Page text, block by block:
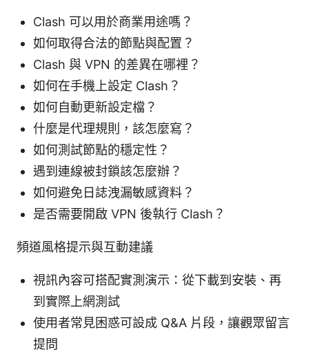
Clash 可以用於商業用途嗎？
如何取得合法的節點與配置？
Clash 與 VPN 的差異在哪裡？
如何在手機上設定 Clash？
如何自動更新設定檔？
什麼是代理規則，該怎麼寫？
如何測試節點的穩定性？
遇到連線被封鎖該怎麼辦？
如何避免日誌洩漏敏感資料？
是否需要開啟 VPN 後執行 Clash？
頻道風格提示與互動建議
視訊內容可搭配實測演示：從下載到安裝、再
到實際上網測試
使用者常見困惑可設成 Q&A 片段，讓觀眾留言
提問